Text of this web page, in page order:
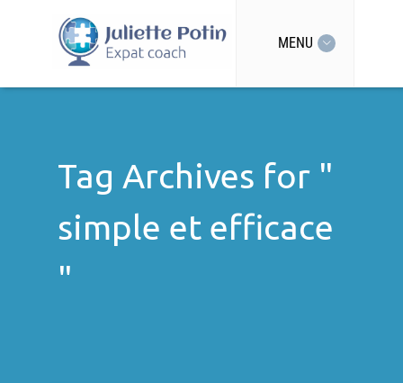
MENU
Tag Archives for "
simple et efficace
"